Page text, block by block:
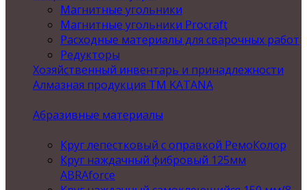
Магнитные угольники
Магнитные угольники Procraft
Расходные материалы для сварочных работ
Редукторы
Хозяйственный инвентарь и принадлежности
Алмазная продукция ТМ KATANA
Абразивные материалы
Круг лепестковый с оправкой РемоКолор
Круг наждачный фибровый 125мм
ABRAforce